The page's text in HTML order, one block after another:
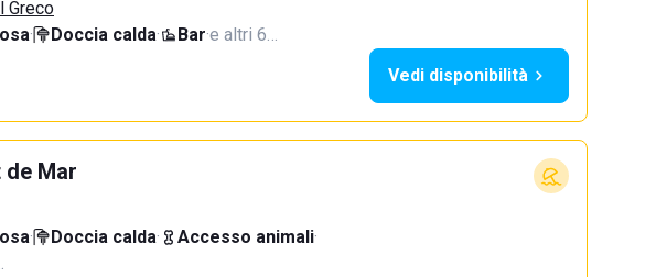
Greco
· Doccia calda· Bar·e altri 6…
Vedi disponibilità
de Mar
· Doccia calda· Accesso animali·